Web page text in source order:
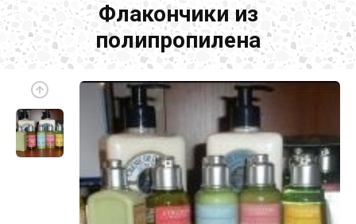
Флакончики из
полипропилена